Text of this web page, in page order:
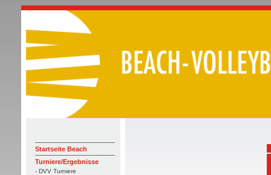
Startseite Beach
Turniere/Ergebnisse
- DVV Turniere